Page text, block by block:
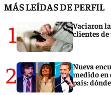
MÁS LEÍDAS DE PERFIL
1
Vaciaron
clientes de
2
Nueva
medido en
país: